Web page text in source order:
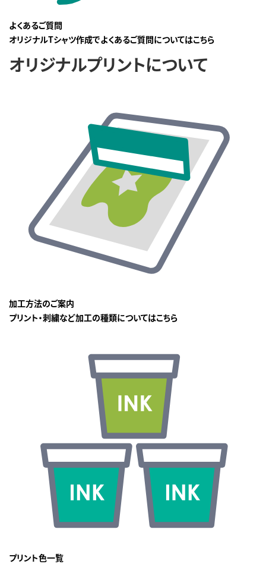
よくあるご質問
オリジナルTシャツ作成でよくあるご質問についてはこちら
オリジナルプリントについて
加工方法のご案内
プリント・刺繍など加工の種類についてはこちら
プリント色一覧